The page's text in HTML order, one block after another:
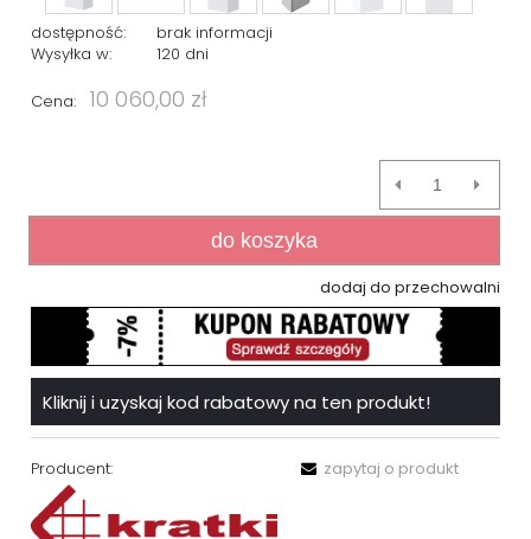
dostępność:
brak informacji
Wysyłka w:
120 dni
Cena: 10 060,00 zł
do koszyka
dodaj do przechowalni
Kliknij i uzyskaj kod rabatowy na ten produkt!
Producent: zapytaj o produkt